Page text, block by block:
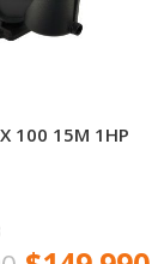
100 15M 1HP